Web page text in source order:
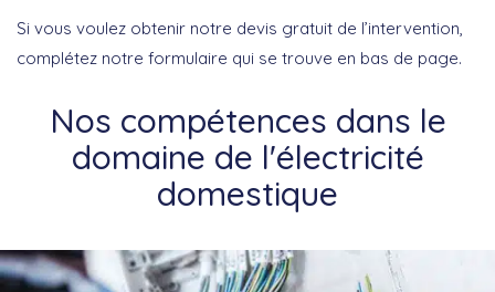
Si vous voulez obtenir notre devis gratuit de l’intervention,
complétez notre formulaire qui se trouve en bas de page.
Nos compétences dans le
domaine de l'électricité
domestique